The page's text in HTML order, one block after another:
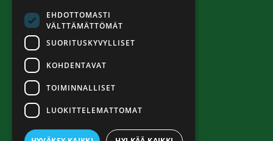
EHDOTTOMASTI
VÄLTTÄMÄTTÖMÄT
SUORITUSKYVYLLISET
KOHDENTAVAT
TOIMINNALLISET
LUOKITTELEMATTOMAT